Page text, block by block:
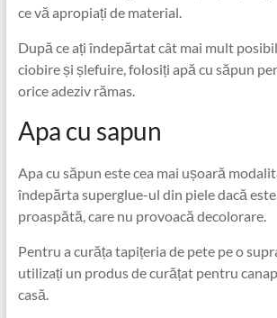
ce vă apropiați de material.
După ce ați îndepărtat cât mai mult
ciobire și șlefuire, folosiți apă cu săpun
orice adeziv rămas.
Apa cu sapun
Apa cu săpun este cea mai ușoară
îndepărta superglue-ul din piele dacă
proaspătă, care nu provoacă decolorare.
Pentru a curăța tapițeria de pete pe o
utilizați un produs de curățat pentru
casă.